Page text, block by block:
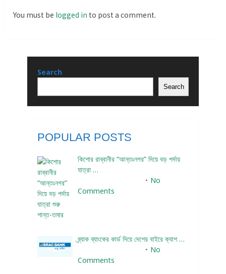
You must be logged in to post a comment.
Search
Search
POPULAR POSTS
কিশোর রাব্বানীর “আন্তঃনগর” দিয়ে বড় পর্দায়
যাত্রা …
No
Comments
ব্র্যাক ব্যাংকের কার্ড দিয়ে দেশের বাইরে ক্যাশ …
No
Comments